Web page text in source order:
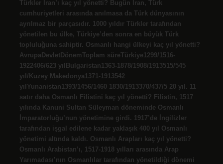
Türkler İran’ı kaç yıl yönetti? Bugün İran, Türk
cumhuriyetleri arasında anılmasa da Türk dünyasının
ayrılmaz bir parçasıdır. 1000 yıldır Türkler tarafından
yönetilen bu ülke, Türkiye’den sonra en büyük Türk
topluluğuna sahiptir. Osmanlı hangi ülkeyi kaç yıl yönetti?
AvrupaDevletDönemToplam süreTürkiye1299/1516-
1922406/623 yılBulgaristan1363-1878/1908/1913515/545
yıl/Kuzey Makedonya1371-1913542
yılYunanistan1393/1456/1460 1830/1913370/437/5 20 yıl. 11
satır daha Osmanlı Filistini kaç yıl yönetti? Filistin, 1517
yılında Kanuni Sultan Süleyman döneminde Osmanlı
İmparatorluğu’nun yönetimine girdi. 1917’de İngilizler
tarafından işgal edilene kadar yaklaşık 400 yıl Osmanlı
yönetimi altında kaldı. Osmanlı Arapları kaç yıl yönetti?
Osmanlı Arabistan’ı, 1517-1918 yılları arasında Arap
Yarımadası’nın Osmanlılar tarafından yönetildiği dönemi